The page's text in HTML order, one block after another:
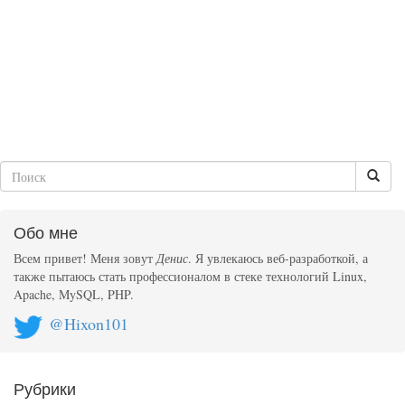
Обо мне
Всем привет! Меня зовутДенис. Я увлекаюсь веб-разработкой, а
также пытаюсь стать профессионалом в стеке технологий Linux,
Apache, MySQL, PHP.
@Hixon101
Рубрики